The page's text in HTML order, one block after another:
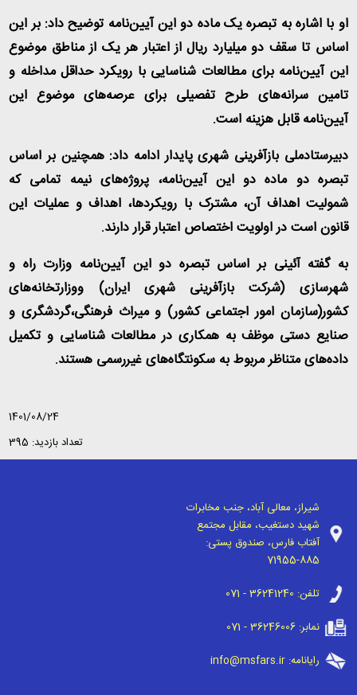
او با اشاره به تبصره یک ماده دو این آیین‌نامه توضیح داد: بر این
اساس تا سقف دو میلیارد ریال از اعتبار هر یک از مناطق موضوع
این آیین‌نامه برای مطالعات شناسایی با رویکرد حداقل مداخله و
تامین سرانه‌های طرح تفصیلی برای عرصه‌های موضوع این
آیین‌نامه قابل هزینه است.
دبیرستادملی بازآفرینی شهری پایدار ادامه داد: همچنین بر اساس
تبصره دو ماده دو این آیین‌نامه، پروژه‌های نیمه تمامی که
شمولیت اهداف آن، مشترک با رویکردها، اهداف و عملیات این
قانون است در اولویت اختصاص اعتبار قرار دارند.
به گفته آئینی بر اساس تبصره دو این آیین‌نامه وزارت راه و
شهرسازی (شرکت بازآفرینی شهری ایران) ووزارتخانه‌های
کشور(سازمان امور اجتماعی کشور) و میراث فرهنگی،گردشگری و
صنایع دستی موظف به همکاری در مطالعات شناسایی و تکمیل
داده‌های متناظر مربوط به سکونتگاه‌های غیررسمی هستند.
1401/08/24
تعداد بازدید: 395
شیراز، معالی آباد، جنب مخابرات
شهید دستغیب، مقابل مجتمع
آفتاب فارس، صندوق پستی:
71955-885
تلفن: 071 - 36241240
نمابر:071 - 36246006
رایانامه:info@msfars.ir